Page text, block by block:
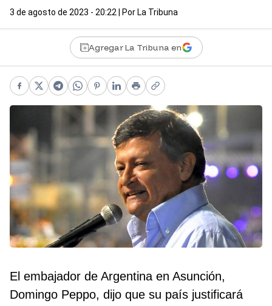
3 de agosto de 2023 - 20:22 | Por La Tribuna
Agregar La Tribuna en
Facebook
X Telegram
WhatsApp
Pinterest
LinkedIn
PrintCopy link
El embajador de Argentina en Asunción,
Domingo Peppo, dijo que su país justificará